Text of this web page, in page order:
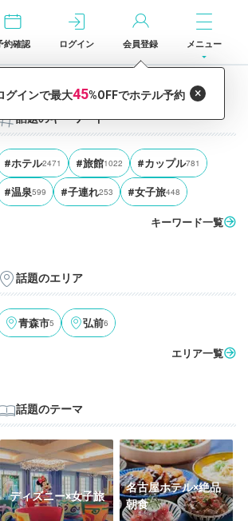
約確認 ログイン 会員登録 メニュー
話題のキーワード
#ホテル2471 #旅館1022 #カップル781
#温泉599 #子連れ253 #女子旅448
キーワード一覧
話題のエリア
青森市5 弘前6
エリア一覧
話題のテーマ
ディズニー×女子旅
名古屋ホテル×絶品
朝食